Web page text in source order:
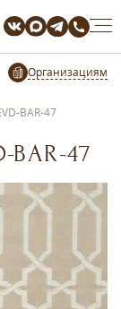
Организациям
BAR-47
BAR-47